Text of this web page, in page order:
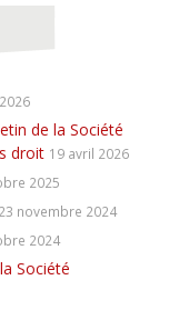
de la Société
droit 19 avril 2026
2025
23 novembre 2024
2024
Société